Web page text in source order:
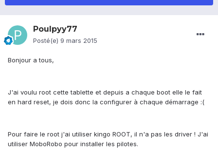
Poulpyy77
Posté(e) 9 mars 2015
Bonjour a tous,
J'ai voulu root cette tablette et depuis a chaque boot elle le fait
en hard reset, je dois donc la configurer à chaque démarrage :(
Pour faire le root j'ai utiliser kingo ROOT, il n'a pas les driver ! J'ai
utiliser MoboRobo pour installer les pilotes.